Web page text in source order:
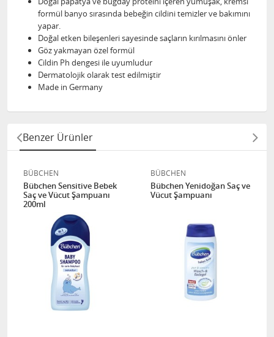
formül banyo sırasında bebeğin cildini temizler ve bakımını
yapar.
Doğal etken bileşenleri sayesinde saçların kırılmasını önler
Göz yakmayan özel formül
Cildin Ph dengesi ile uyumludur
Dermatolojik olarak test edilmiştir
Made in Germany
Benzer Ürünler
BÜBCHEN
Bübchen Sensitive Bebek
Saç ve Vücut Şampuanı
200ml
BÜBCHEN
Bübchen Yenidoğan Saç ve
Vücut Şampuanı